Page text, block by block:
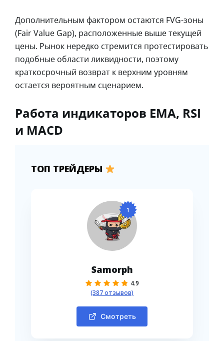
Дополнительным фактором остаются FVG-зоны
(Fair Value Gap), расположенные выше текущей
цены. Рынок нередко стремится протестировать
подобные области ликвидности, поэтому
краткосрочный возврат к верхним уровням
остается вероятным сценарием.
Работа индикаторов EMA, RSI
и MACD
ТОП ТРЕЙДЕРЫ
1
Samorph
4.9
(387 отзывов)
Смотреть